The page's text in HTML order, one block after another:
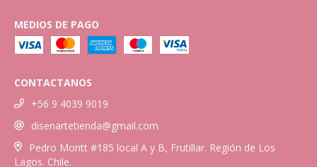
MEDIOS DE PAGO
CONTACTANOS
+56 9 4039 9019
disenartetienda@gmail.com
Pedro Montt #185 local A y B, Frutillar. Región de Los
Lagos. Chile.